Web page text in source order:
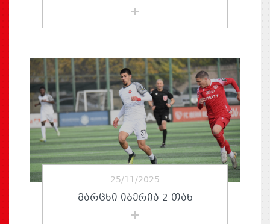
25/11/2025
ᲛᲐᲠᲪᲮᲘ ᲘᲑᲔᲠᲘᲐ 2-ᲗᲐᲜ